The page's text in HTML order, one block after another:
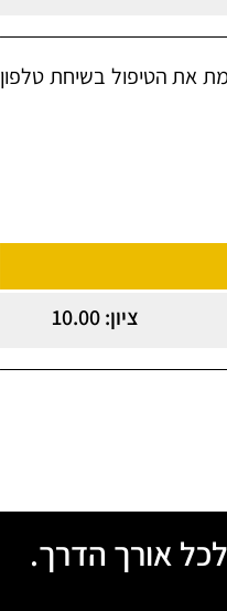
את הטיפול בשיחת טלפון
ציון: 10.00
אורך הדרך.